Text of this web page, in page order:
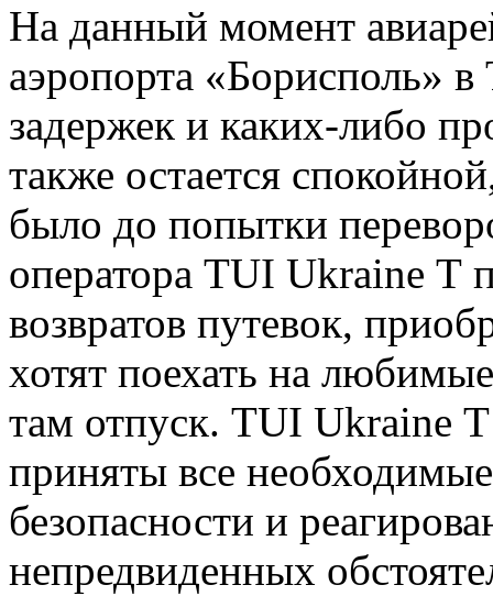
На данный момент
аэропорта «Борисполь»
задержек и каких-либо
также остается
было до попытки
оператора TUI Ukraine Т
возвратов путевок,
хотят поехать на
там отпуск. TUI Ukraine
приняты все
безопасности и
непредвиденных